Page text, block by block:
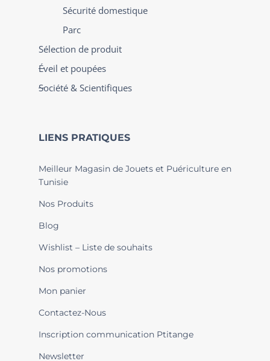
Sécurité domestique
Parc
Sélection de produit
Éveil et poupées
Société & Scientifiques
LIENS PRATIQUES
Meilleur Magasin de Jouets et Puériculture en
Tunisie
Nos Produits
Blog
Wishlist – Liste de souhaits
Nos promotions
Mon panier
Contactez-Nous
Inscription communication Ptitange
Newsletter